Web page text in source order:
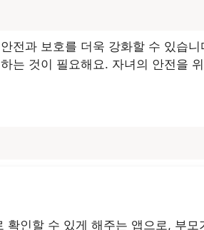
전과 보호를 더욱 강화할 수 있습
는 것이 필요해요. 자녀의 안전을
인할 수 있게 해주는 앱으로, 부